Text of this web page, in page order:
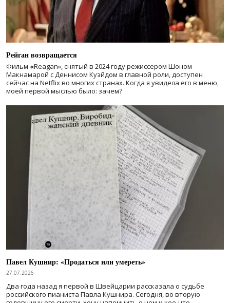
Рейган возвращается
Фильм «Reagan», снятый в 2024 годурежиссером Шоном
Макнамарой с Деннисом Куэйдом в главной роли, доступен
сейчас на Netflix во многих странах. Когда я увидела его в меню,
моей первой мыслью было: зачем?
Павел Кушнир: «Продаться или умереть»
27.07.2026
Два года назад я первой в Швейцарии рассказала о судьбе
российского пианиста Павла Кушнира. Сегодня, во вторую